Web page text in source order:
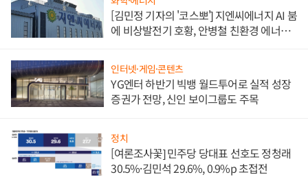
[김민정 기자의 '코스뽀'] 지엔씨에너지 AI 붐
에 비상발전기 호황, 안병철 친환경 에너지
인터넷·게임·콘텐츠
YG엔터 하반기 빅뱅 월드투어로 실적 성장
증권가 전망, 신인 보이그룹도 주목
정치
[여론조사꽃] 민주당 당대표 선호도 정청래
30.5%·김민석 29.6%, 0.9%p 초접전